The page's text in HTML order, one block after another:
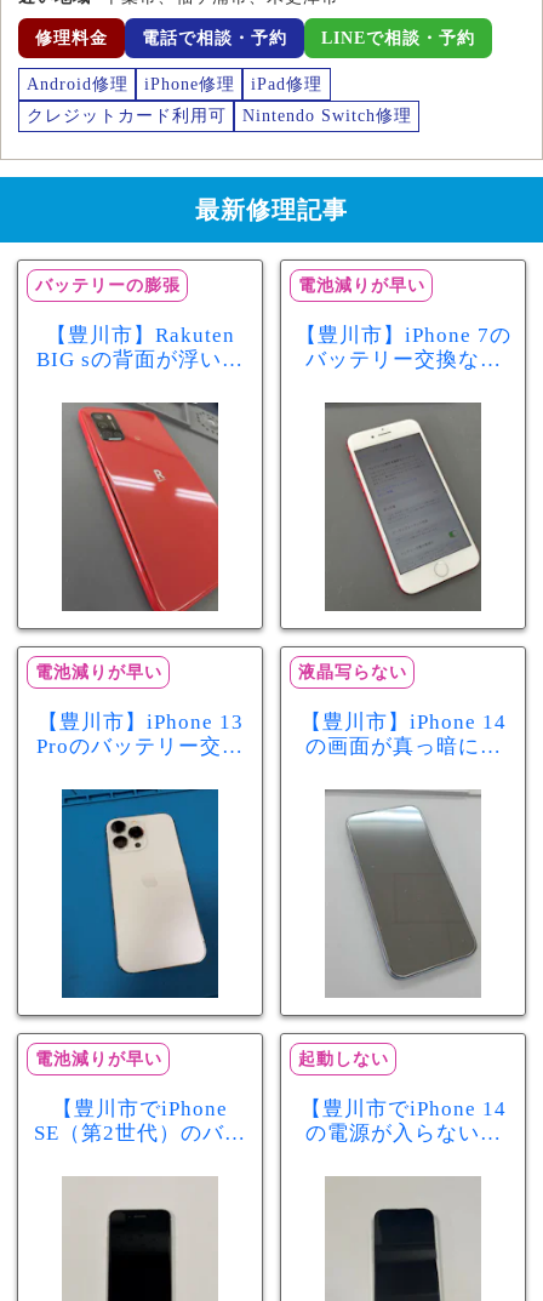
修理料金 電話で相談・予約 LINEで相談・予約
Android修理 iPhone修理
iPad修理
クレジットカード利用可
Nintendo Switch修理
最新修理記事
バッテリーの膨張
【豊川市】Rakuten
BIG sの背面が浮いて
リー膨張のサインか
もしれません！バッ
テリー交換修理事例
電池減りが早い
【豊川市】iPhone 7の
バッテリー交換なら
最大容量70％で電池
の減りが早い症状も
当日60分で改善
電池減りが早い
【豊川市】iPhone 13
Proのバッテリー交換
が早い症状も当日90
分で改善
液晶写らない
【豊川市】iPhone 14
の画面が真っ暗に…
修理！データそのま
まで復旧しました
電池減りが早い
【豊川市でiPhone
SE（第2世代）のバッ
スマ豊川店】電池の
減りが早い症状も当
起動しない
【豊川市でiPhone 14
の電源が入らない修
店】バッテリー交換
で復旧するケースも
あります！